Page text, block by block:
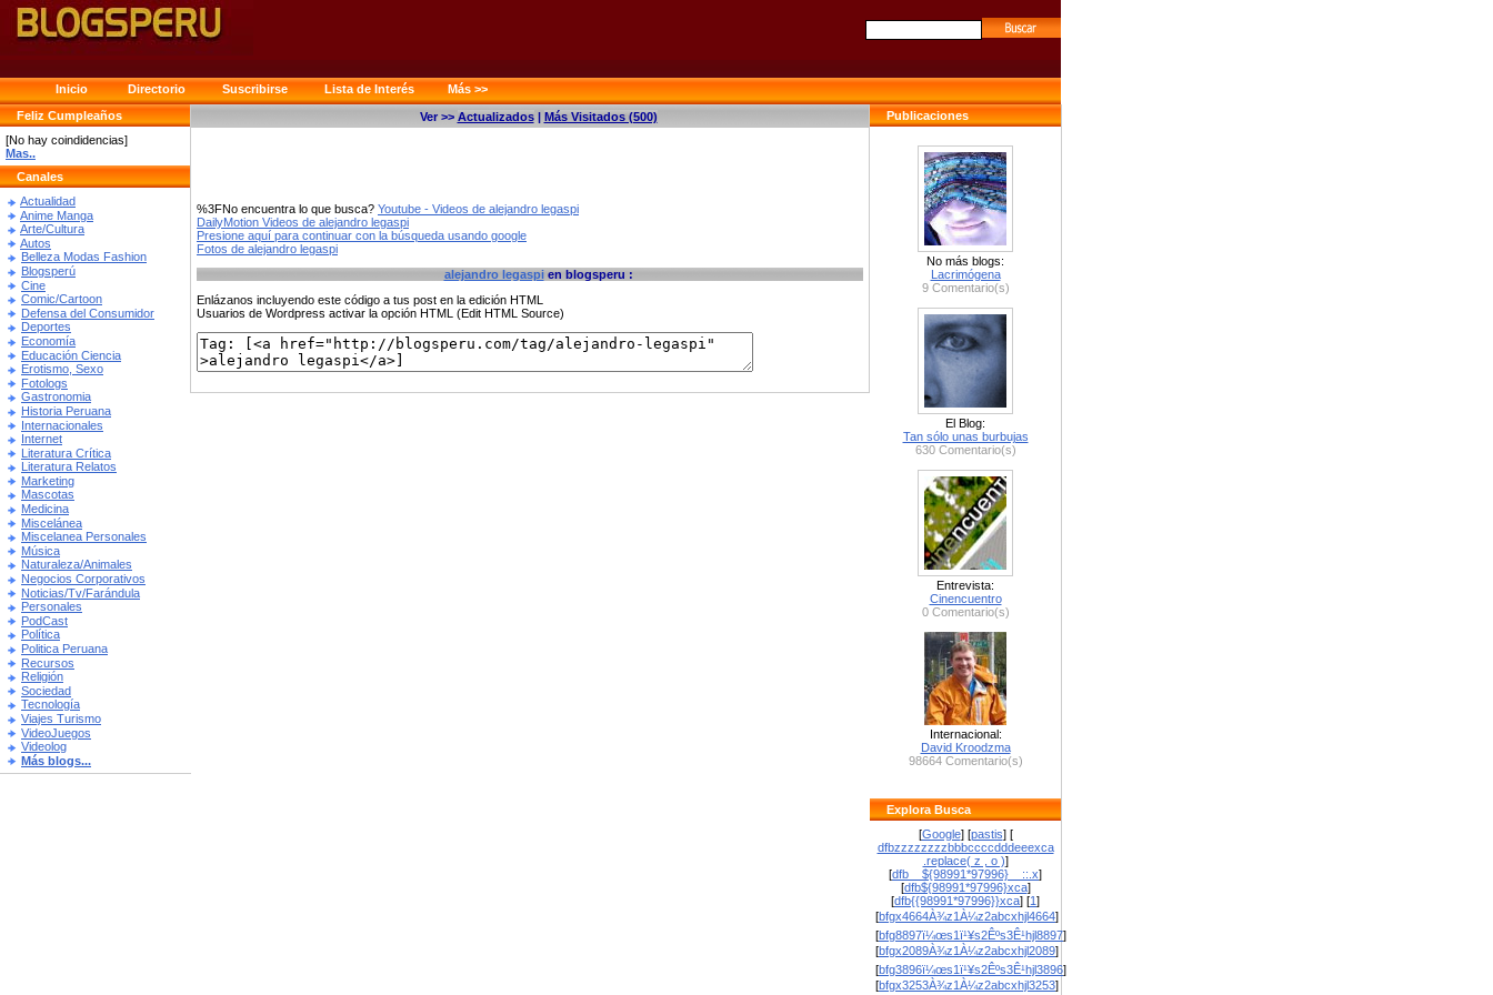
Inicio Directorio Suscribirse Lista de Interés
Más >>
Feliz Cumpleaños
[No hay coindidencias]
Mas..
Canales
Actualidad
Anime Manga
Arte/Cultura
Autos
Belleza Modas Fashion
Blogsperú
Cine
Comic/Cartoon
Defensa del Consumidor
Deportes
Economía
Educación Ciencia
Erotismo, Sexo
Fotologs
Gastronomia
Historia Peruana
Internacionales
Internet
Literatura Crítica
Literatura Relatos
Marketing
Mascotas
Medicina
Miscelánea
Miscelanea Personales
Música
Naturaleza/Animales
Negocios Corporativos
Noticias/Tv/Farándula
Personales
PodCast
Política
Politica Peruana
Recursos
Religión
Sociedad
Tecnología
Viajes Turismo
VideoJuegos
Videolog
Más blogs...
Publicaciones
No más blogs:
Lacrimógena
9 Comentario(s)
El Blog:
Tan sólo unas burbujas
630 Comentario(s)
Entrevista:
Cinencuentro
0 Comentario(s)
Internacional:
David Kroodzma
98664 Comentario(s)
Explora Busca
[Google] [pastis] [
dfbzzzzzzzzbbbccccdddeeexca
.replace( z , o )]
[dfb__${98991*97996}__::.x]
[dfb${98991*97996}xca]
[dfb{{98991*97996}}xca] [1]
[bfgx4664À¾z1À¼z2abcxhjl4664]
[bfg8897ï¼œs1ï¹¥s2Êºs3Ê¹hjl8897]
[bfgx2089À¾z1À¼z2abcxhjl2089]
[bfg3896ï¼œs1ï¹¥s2Êºs3Ê¹hjl3896]
[bfgx3253À¾z1À¼z2abcxhjl3253]
Ver >> Actualizados| Más Visitados (500)
%3FNo encuentra lo que busca? Youtube - Videos de alejandro legaspi
DailyMotion Videos de alejandro legaspi
Presione aquí para continuar con la búsqueda usando google
Fotos de alejandro legaspi
alejandro legaspien blogsperu :
Enlázanos incluyendo este código a tus post en la edición HTML
Usuarios de Wordpress activar la opción HTML (Edit HTML Source)